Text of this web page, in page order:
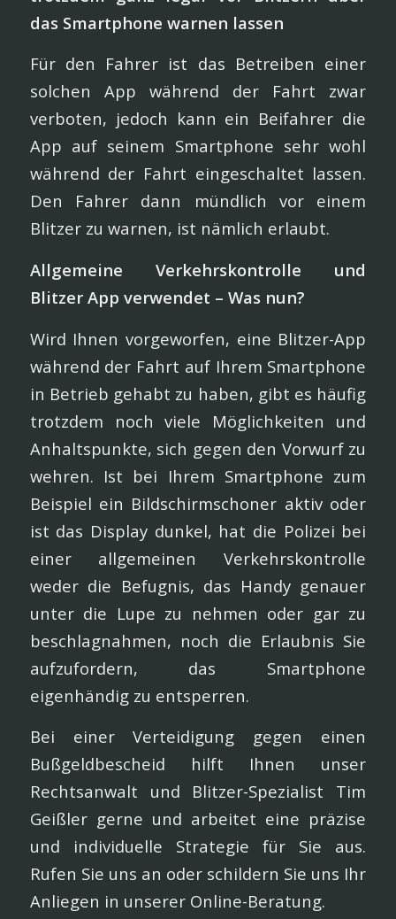
das Smartphone warnen lassen
Für den Fahrer ist das Betreiben einer
solchen App während der Fahrt zwar
verboten, jedoch kann ein Beifahrer die
App auf seinem Smartphone sehr wohl
während der Fahrt eingeschaltet lassen.
Den Fahrer dann mündlich vor einem
Blitzer zu warnen, ist nämlich erlaubt.
Allgemeine Verkehrskontrolle und
Blitzer App verwendet – Was nun?
Wird Ihnen vorgeworfen, eine Blitzer-App
während der Fahrt auf Ihrem Smartphone
in Betrieb gehabt zu haben, gibt es häufig
trotzdem noch viele Möglichkeiten und
Anhaltspunkte, sich gegen den Vorwurf zu
wehren. Ist bei Ihrem Smartphone zum
Beispiel ein Bildschirmschoner aktiv oder
ist das Display dunkel, hat die Polizei bei
einer allgemeinen Verkehrskontrolle
weder die Befugnis, das Handy genauer
unter die Lupe zu nehmen oder gar zu
beschlagnahmen, noch die Erlaubnis Sie
aufzufordern, das Smartphone
eigenhändig zu entsperren.
Bei einer Verteidigung gegen einen
Bußgeldbescheid hilft Ihnen unser
Rechtsanwalt und Blitzer-Spezialist Tim
Geißler gerne und arbeitet eine präzise
und individuelle Strategie für Sie aus.
Rufen Sie uns an oder schildern Sie uns Ihr
Anliegen in unserer Online-Beratung.